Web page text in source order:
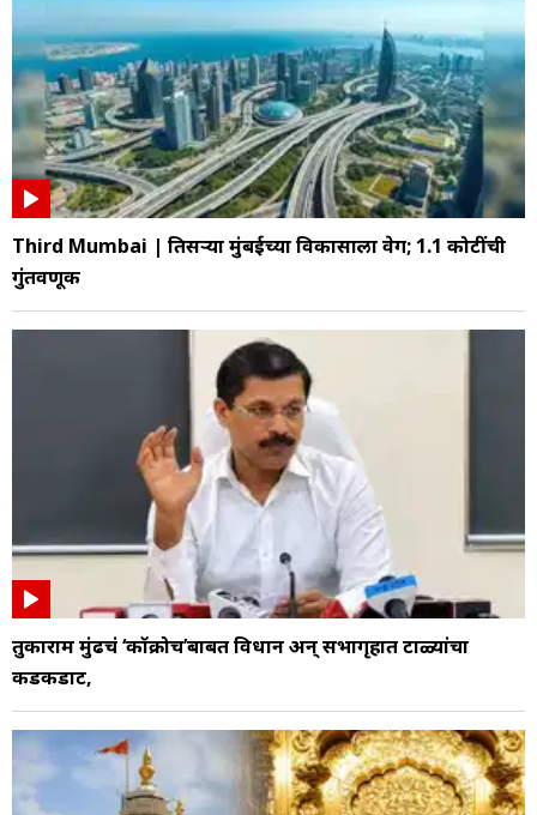
Third Mumbai | तिसऱ्या मुंबईच्या विकासाला वेग; 1.1 कोटींची
गुंतवणूक
तुकाराम मुंढेंचं ‘कॉक्रोच’बाबत विधान अन् सभागृहात टाळ्यांचा
कडकडाट,